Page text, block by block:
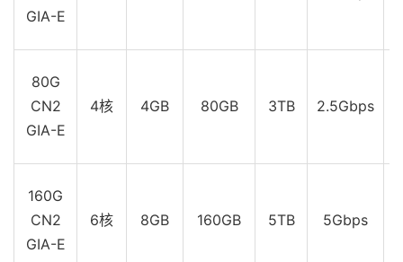
GIA-E
80G
CN2
GIA-E
4核 4GB 80GB 3TB 2.5Gbps
160G
CN2
GIA-E
6核 8GB 160GB 5TB 5Gbps